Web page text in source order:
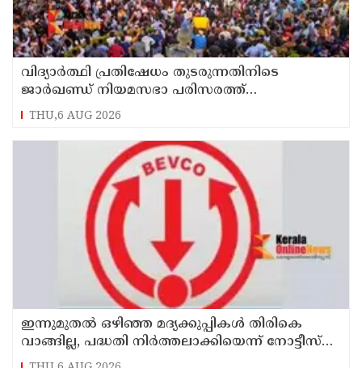
വിദ്യാര്‍ത്ഥി പ്രതിഷേധം തുടരുന്നതിനിടെ
ജാര്‍ഖണ്ഡ് നിയമസഭാ പരിസരത്ത്
നിരോധനാജ്ഞ
THU,6 AUG 2026
ഇന്നുമുതല്‍ ഒഴിഞ്ഞ മദ്യക്കുപ്പികള്‍ തിരികെ
വാങ്ങില്ല, പദ്ധതി നിര്‍ത്തലാക്കിയെന്ന് നോട്ടീസ്
പ്രദര്‍ശിപ്പിക്കും